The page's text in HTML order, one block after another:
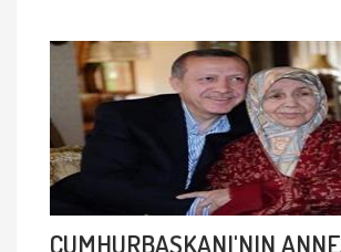
CUMHURBAŞKANI'NIN